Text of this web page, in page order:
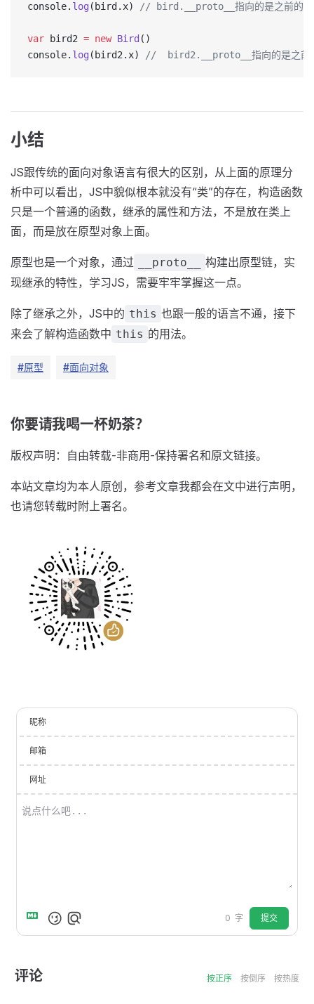
console. log (bird.x) // bird.__proto__指向的是之前的
var bird2 = new Bird ()
console. log (bird2.x) //  bird2.__proto__指向的是之前
小结
JS跟传统的面向对象语言有很大的区别，从上面的原理分
析中可以看出，JS中貌似根本就没有“类”的存在，构造函数
只是一个普通的函数，继承的属性和方法，不是放在类上
面，而是放在原型对象上面。
原型也是一个对象，通过 __proto__
构建出原型链，实
现继承的特性，学习JS，需要牢牢掌握这一点。
除了继承之外，JS中的 this 也跟一般的语言不通，接下
来会了解构造函数中 this 的用法。
#原型 #面向对象
你要请我喝一杯奶茶？
版权声明：自由转载-非商用-保持署名和原文链接。
本站文章均为本人原创，参考文章我都会在文中进行声明，
也请您转载时附上署名。
昵称
邮箱
网址
0 字 提交
评论 按正序 按倒序 按热度